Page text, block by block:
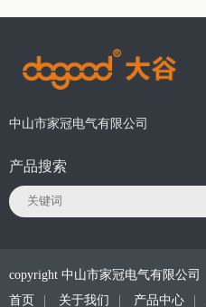
中山市家冠电气有限公司
产品搜索
copyright 中山市家冠电气有限公司
首页
关于我们 产品中心